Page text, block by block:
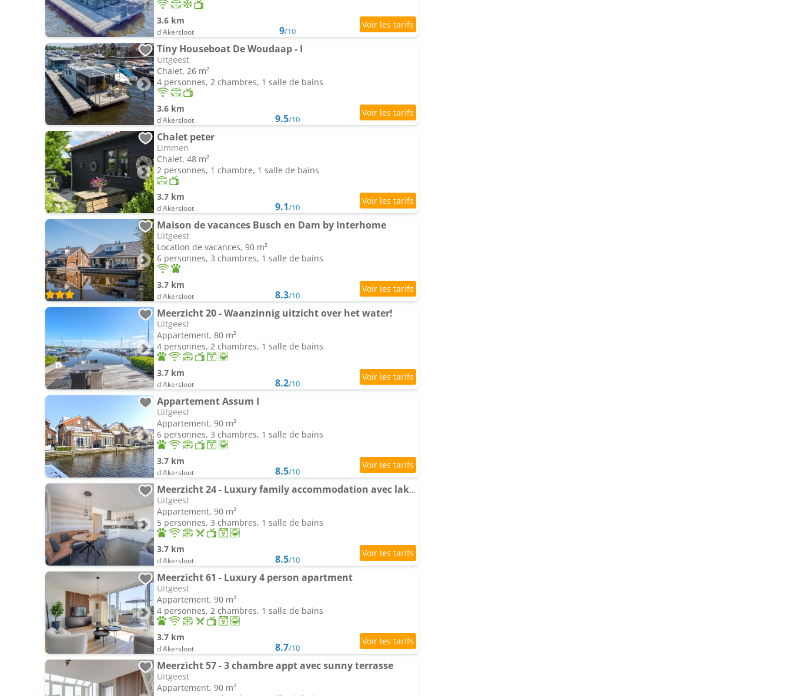
3.6 km
d'Akersloot 9/10
Tiny Houseboat De Woudaap - I
Uitgeest
Chalet, 26 m²
4 personnes, 2 chambres, 1 salle de bains
3.6 km
d'Akersloot 9.5/10
Chalet peter
Limmen
Chalet, 48 m²
2 personnes, 1 chambre, 1 salle de bains
3.7 km
d'Akersloot 9.1/10
Maison de vacances Busch en Dam by Interhome
Uitgeest
Location de vacances, 90 m²
6 personnes, 3 chambres, 1 salle de bains
3.7 km
d'Akersloot 8.3/10
Meerzicht 20 - Waanzinnig uitzicht over het water!
Uitgeest
Appartement, 80 m²
4 personnes, 2 chambres, 1 salle de bains
3.7 km
d'Akersloot 8.2/10
Appartement Assum I
Uitgeest
Appartement, 90 m²
6 personnes, 3 chambres, 1 salle de bains
3.7 km
d'Akersloot 8.5/10
Meerzicht 24 - Luxury family accommodation avec lake side view
Uitgeest
Appartement, 90 m²
5 personnes, 3 chambres, 1 salle de bains
3.7 km
d'Akersloot 8.5/10
Meerzicht 61 - Luxury 4 person apartment
Uitgeest
Appartement, 90 m²
4 personnes, 2 chambres, 1 salle de bains
3.7 km
d'Akersloot 8.7/10
Meerzicht 57 - 3 chambre appt avec sunny terrasse
Uitgeest
Appartement, 90 m²